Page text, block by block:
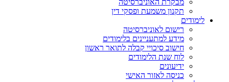
מבקרת האוניברסיטה
תקנון משמעת ופסקי דין
לימודים
רישום לאוניברסיטה
מידע למתעניינים בלימודים
חישוב סיכויי קבלה לתואר ראשון
לוח שנת הלימודים
ידיעונים
כניסה לאזור האישי